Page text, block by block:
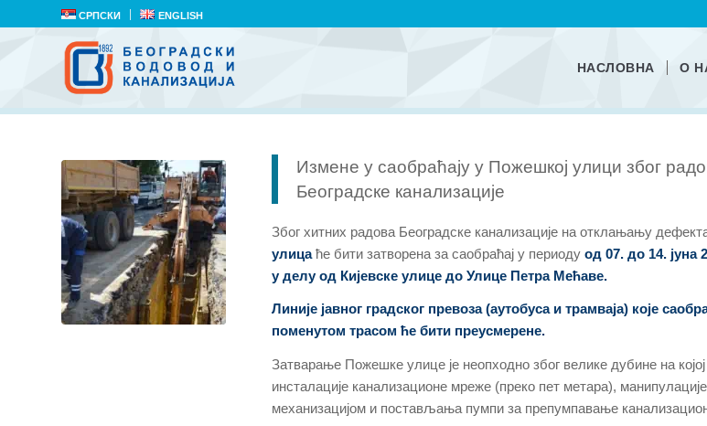
СРПСКИ ENGLISH
НАСЛОВНА О
Измене у саобраћају у Пожешкој улици због
Београдске канализације
Због хитних радова Београдске канализације на отклањању
улицаће бити затворена за саобраћај у периоду од 07. до 14. јуна
у делу од Кијевске улице до Улице Петра Мећаве.
Линије јавног градског превоза (аутобуса и трамваја) које
поменутом трасом ће бити преусмерене.
Затварање Пожешке улице је неопходно због велике дубине на
инсталације канализационе мреже (преко пет метара),
механизацијом и постављања пумпи за препумпавање